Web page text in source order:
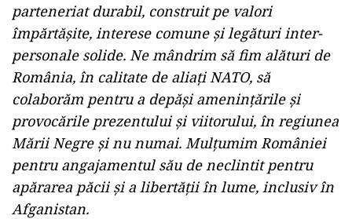
parteneriat durabil, construit pe valori
împărtășite, interese comune și legături inter-
personale solide. Ne mândrim să fim alături de
România, în calitate de aliați NATO, să
colaborăm pentru a depăși amenințările și
provocările prezentului și viitorului, în regiunea
Mării Negre și nu numai. Mulțumim României
pentru angajamentul său de neclintit pentru
apărarea păcii și a libertății în lume, inclusiv în
Afganistan.